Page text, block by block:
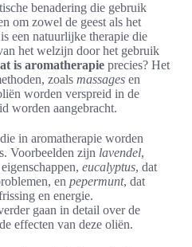
benadering die gebruik
om zowel de geest als het
een natuurlijke therapie die
het welzijn door het gebruik
is aromatherapie precies? Het
zoals massages en
worden verspreid in de
worden aangebracht.
die in aromatherapie worden
Voorbeelden zijn lavendel,
eucalyptus, dat
en pepermunt, dat
en energie.
gaan in detail over de
effecten van deze oliën.